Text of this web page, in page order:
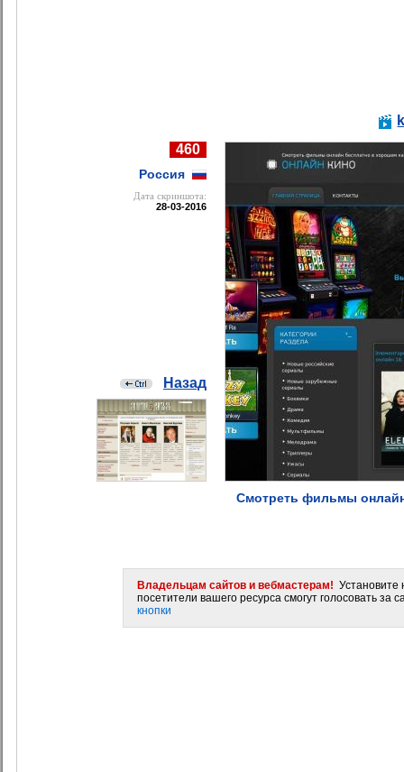
460
Россия
Дата cкриншота:
28-03-2016
Назад
Смотреть фильмы
Владельцам сайтов и вебмастерам! Установите
посетители вашего ресурса смогут голосовать за
кнопки